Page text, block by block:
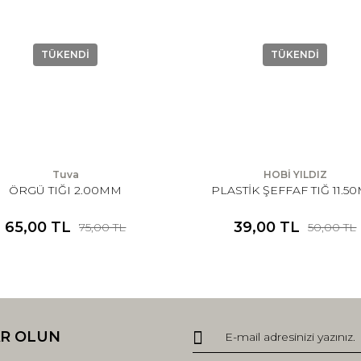
TÜKENDİ
Tuva
ÖRGÜ TIĞI 2.00MM
65,00 TL 75,00 TL
TÜKENDİ
HOBİ YILDIZ
PLASTİK ŞEFFAF TIĞ
39,00 TL 50,00 TL
OLUN